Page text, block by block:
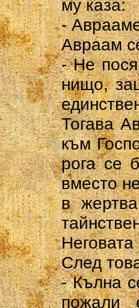
му каза:
-
Авраам
- Не
нищо,
Тогава
към
рога се
вместо
в
След
- Кълна
пожали